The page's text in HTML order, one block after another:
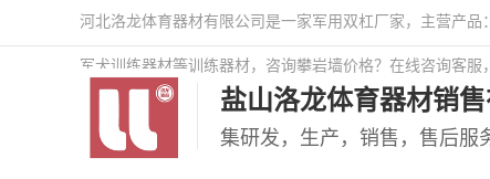
河北洛龙体育器材有限公司是一家军用双杠厂家，主营产
军犬训练器材等训练器材，咨询攀岩墙价格？在线咨询客
盐山洛龙体育器材销售
集研发，生产，销售，售后服